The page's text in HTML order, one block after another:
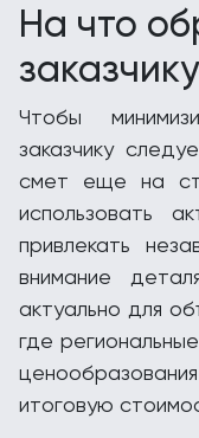
На что
заказчику
Чтобы
заказчику
смет еще на
использовать
привлекать
внимание
актуально для
где
итоговую